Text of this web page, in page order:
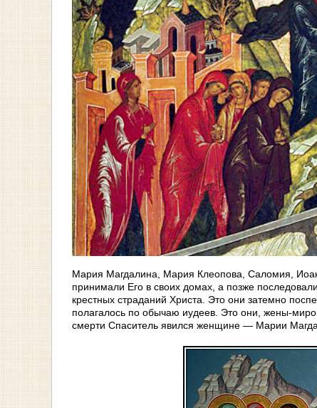
Мария Магдалина, Мария Клеопова, Саломия,
принимали Его в своих домах, а позже
крестных страданий Христа. Это они затемно
полагалось по обычаю иудеев. Это они, жены-
смерти Спаситель явился женщине — Марии